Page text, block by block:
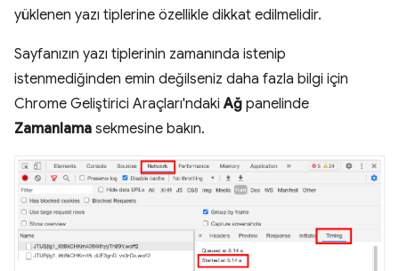
yüklenen yazı tiplerine özellikle dikkat edilmelidir.
Sayfanızın yazı tiplerinin zamanında istenip
istenmediğinden emin değilseniz daha fazla bilgi için
Chrome Geliştirici Araçları'ndakiAğ panelinde
Zamanlama sekmesine bakın.